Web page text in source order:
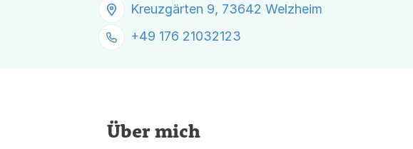
Kreuzgärten 9, 73642 Welzheim
+49 176 21032123
Über mich